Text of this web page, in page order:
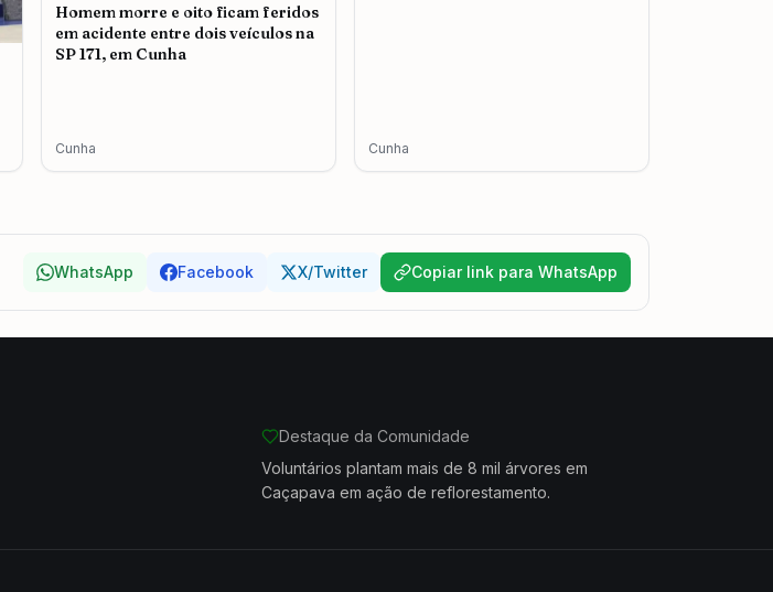
Homem morre e oito ficam feridos
em acidente entre dois veículos na
SP 171, em Cunha
Cunha Cunha
WhatsApp Facebook X/Twitter Copiar link para WhatsApp
Destaque da Comunidade
Voluntários plantam mais de 8 mil árvores em
Caçapava em ação de reflorestamento.